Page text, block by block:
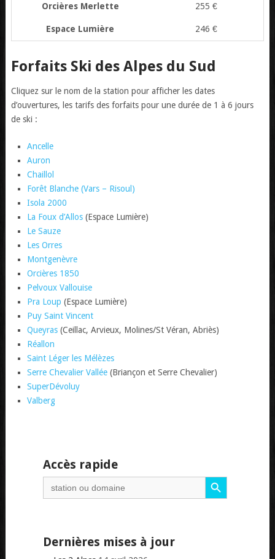
Orcières Merlette 255 €
Espace Lumière 246 €
Forfaits Ski des Alpes du Sud
Cliquez sur le nom de la station pour afficher les dates
d’ouvertures, les tarifs des forfaits pour une durée de 1 à 6 jours
de ski :
Ancelle
Auron
Chaillol
Forêt Blanche (Vars – Risoul)
Isola 2000
La Foux d’Allos (Espace Lumière)
Le Sauze
Les Orres
Montgenèvre
Orcières 1850
Pelvoux Vallouise
Pra Loup (Espace Lumière)
Puy Saint Vincent
Queyras (Ceillac, Arvieux, Molines/St Véran, Abriès)
Réallon
Saint Léger les Mélèzes
Serre Chevalier Vallée (Briançon et Serre Chevalier)
SuperDévoluy
Valberg
Accès rapide
Search
for:
Search Button
Dernières mises à jour